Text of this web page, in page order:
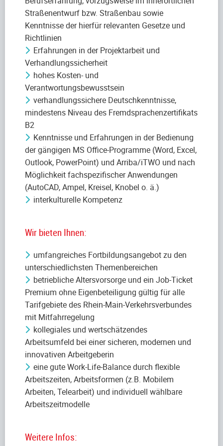
Straßenentwurf bzw. Straßenbau sowie
Kenntnisse der hierfür relevanten Gesetze und
Richtlinien
Erfahrungen in der Projektarbeit und
Verhandlungssicherheit
hohes Kosten- und
Verantwortungsbewusstsein
verhandlungssichere Deutschkenntnisse,
mindestens Niveau des Fremdsprachenzertifikats
B2
Kenntnisse und Erfahrungen in der Bedienung
der gängigen MS Office-Programme (Word, Excel,
Outlook, PowerPoint) und Arriba/iTWO und nach
Möglichkeit fachspezifischer Anwendungen
(AutoCAD, Ampel, Kreisel, Knobel o. ä.)
interkulturelle Kompetenz
Wir bieten Ihnen:
umfangreiches Fortbildungsangebot zu den
unterschiedlichsten Themenbereichen
betriebliche Altersvorsorge und ein Job-Ticket
Premium ohne Eigenbeteiligung gültig für alle
Tarifgebiete des Rhein-Main-Verkehrsverbundes
mit Mitfahrregelung
kollegiales und wertschätzendes
Arbeitsumfeld bei einer sicheren, modernen und
innovativen Arbeitgeberin
eine gute Work-Life-Balance durch flexible
Arbeitszeiten, Arbeitsformen (z.B. Mobilem
Arbeiten, Telearbeit) und individuell wählbare
Arbeitszeitmodelle
Weitere Infos: